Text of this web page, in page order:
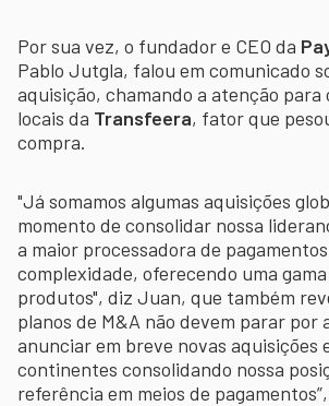
Por sua vez, o fundador e CEO da
Pablo Jutgla, falou em comunicado
aquisição, chamando a atenção para
locais da Transfeera, fator que
compra.
"Já somamos algumas aquisições
momento de consolidar nossa
a maior processadora de
complexidade, oferecendo uma
produtos", diz Juan, que também
planos de M&A não devem parar por
anunciar em breve novas aquisições
continentes consolidando nossa
referência em meios de